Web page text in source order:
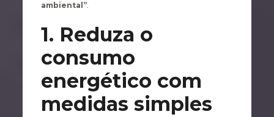
ambiental”.
1. Reduza o
consumo
energético com
medidas simples